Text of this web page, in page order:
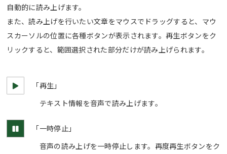
文字サイズ
自動的に読み上げます。
また、読み上げを行いたい文章をマウスでドラッグすると、マウ
スカーソルの位置に各種ボタンが表示されます。再生ボタンをク
リックすると、範囲選択された部分だけが読み上げられます。
「再生」
テキスト情報を音声で読み上げます。
「一時停止」
音声の読み上げを一時停止します。再度再生ボタンをク